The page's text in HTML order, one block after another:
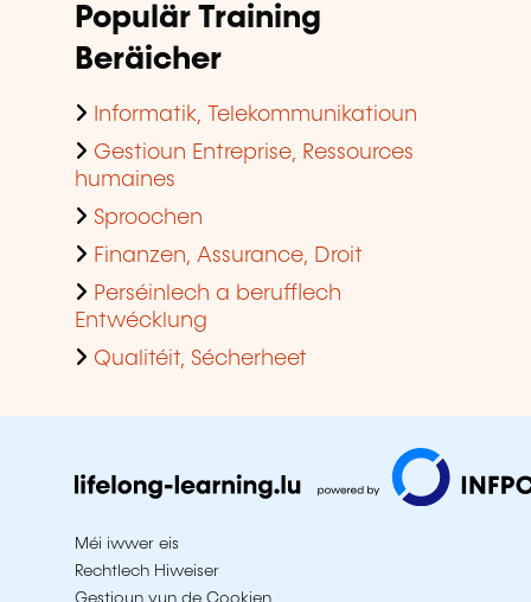
Populär Training
Beräicher
Informatik, Telekommunikatioun
Gestioun Entreprise, Ressources
humaines
Sproochen
Finanzen, Assurance, Droit
Perséinlech a berufflech
Entwécklung
Qualitéit, Sécherheet
Méi iwwer eis
Rechtlech Hiweiser
Gestioun vun de Cookien